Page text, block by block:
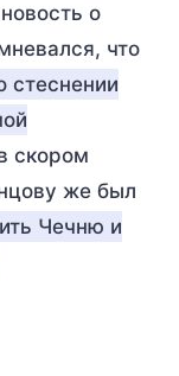
о
что
стеснении
скором
же был
Чечню и